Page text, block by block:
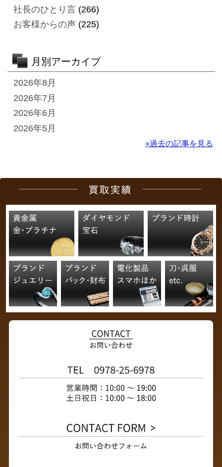
社長のひとり言(266)
お客様からの声(225)
月別アーカイブ
2026年8月
2026年7月
2026年6月
2026年5月
»過去の記事を見る